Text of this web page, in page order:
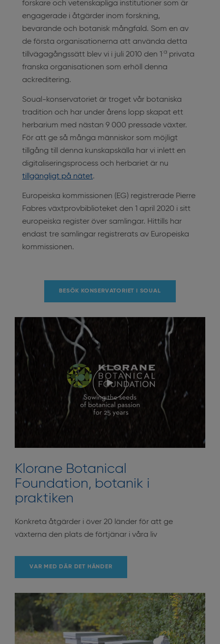
forskare och vetenskapliga institutioner som är
engagerade i åtgärder inom forskning,
bevarande och botanisk mångfald. Som en av
de första organisationerna att använda detta
tillvägagångssätt blev vi i juli 2010 den 1 :a privata
franska organisationen som erhöll denna
ackreditering.
Soual-konservatoriet är troget vår botaniska
tradition och har under årens lopp skapat ett
herbarium med nästan 9 000 pressade växter.
För att ge så många människor som möjligt
tillgång till denna kunskapskälla har vi inlett en
digitaliseringsprocess och herbariet är nu
tillgängligt på nätet.
Europeiska kommissionen (EG) registrerade Pierre
Fabres växtprovbiblioteket den 1 april 2020 i sitt
europeiska register över samlingar. Hittills har
endast tre samlingar registrerats av Europeiska
kommissionen.
BESÖK KONSERVATORIET I SOUAL
Klorane Botanical
Foundation, botanik i
praktiken
Konkreta åtgärder i över 20 länder för att ge
växterna den plats de förtjänar i våra liv
VAR MED DÄR DET HÄNDER